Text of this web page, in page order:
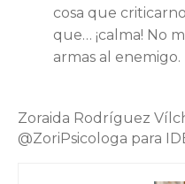
cosa que
que… ¡calma! No
armas al enemigo.
Zoraida Rodríguez
@ZoriPsicologa para